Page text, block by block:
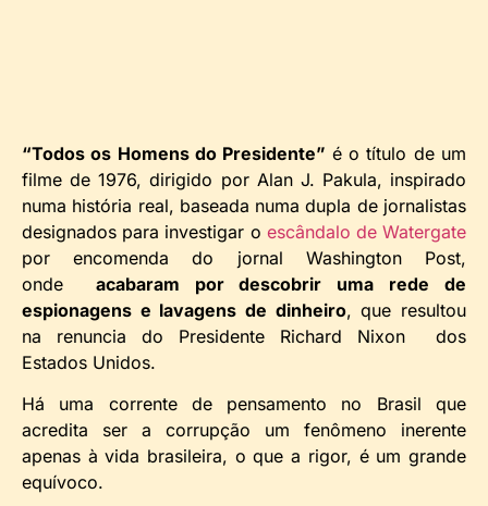
“Todos os Homens do Presidente” é o título de um
filme de 1976, dirigido por Alan J. Pakula, inspirado
numa história real, baseada numa dupla de jornalistas
designados para investigar o escândalo de Watergate
por encomenda do jornal Washington Post,
onde acabaram por descobrir uma rede de
espionagens e lavagens de dinheiro, que resultou
na renuncia do Presidente Richard Nixon dos
Estados Unidos.
Há uma corrente de pensamento no Brasil que
acredita ser a corrupção um fenômeno inerente
apenas à vida brasileira, o que a rigor, é um grande
equívoco.